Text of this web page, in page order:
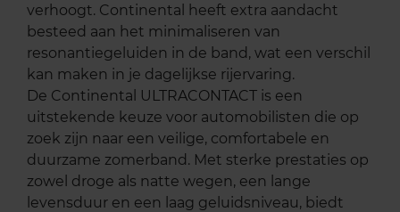
verhoogt. Continental heeft extra aandacht
besteed aan het minimaliseren van
resonantiegeluiden in de band, wat een verschil
kan maken in je dagelijkse rijervaring.
De Continental ULTRACONTACT is een
uitstekende keuze voor automobilisten die op
zoek zijn naar een veilige, comfortabele en
duurzame zomerband. Met sterke prestaties op
zowel droge als natte wegen, een lange
levensduur en een laag geluidsniveau, biedt